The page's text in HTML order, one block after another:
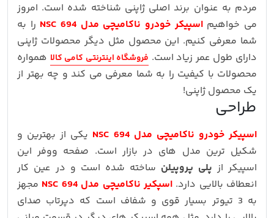
مردم به عنوان برند اصلی ژاپنی شناخته شده است. امروز
می خواهیماسپیکر خودرو ناکامیچی مدل NSC 694
را به
شما معرفی کنیم. این محصول مثل دیگر محصولات ژاپنی
دارای طول عمر زیاد است. فروشگاه اینترنتی کامی کالا همواره
محصولات با کیفیت را به شما معرفی می کند و چه بهتر از
یک محصول ژاپنی!
طراحی
اسپیکر خودرو ناکامیچی مدل NSC 694
یکی از بهترین و
شکیل ترین مدل های در بازار است. صفحه ووفر این
اسپیکر از پلی پروپیلن ساخته شده است و در عین کار
انعطاف بالایی دارد.اسپکیر ناکامیچی مدل NSC 694
مجهز
به 3 تیوتر بسیار قوی و شفاف است که دپرتاب صدای